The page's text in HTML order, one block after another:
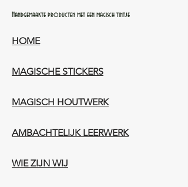
Handgemaakte producten met een magisch tintje
HOME
MAGISCHE STICKERS
MAGISCH HOUTWERK
AMBACHTELIJK LEERWERK​
WIE ZIJN WIJ​​